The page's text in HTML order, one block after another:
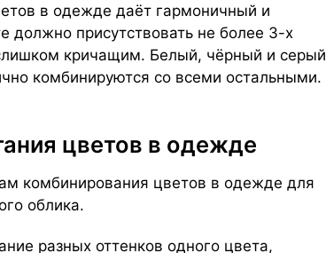
в одежде даёт гармоничный и
должно присутствовать не более 3-х
кричащим. Белый, чёрный и серый
комбинируются со всеми остальными.
цветов в одежде
комбинирования цветов в одежде для
облика.
разных оттенков одного цвета,